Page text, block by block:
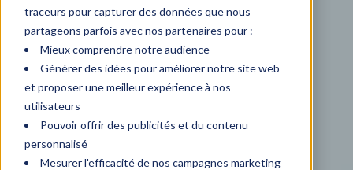
traceurs pour capturer des données que nous
partageons parfois avec nos partenaires pour :
Mieux comprendre notre audience
Générer des idées pour améliorer notre site web
et proposer une meilleur expérience à nos
utilisateurs
Pouvoir offrir des publicités et du contenu
personnalisé
Mesurer l'efficacité de nos campagnes marketing